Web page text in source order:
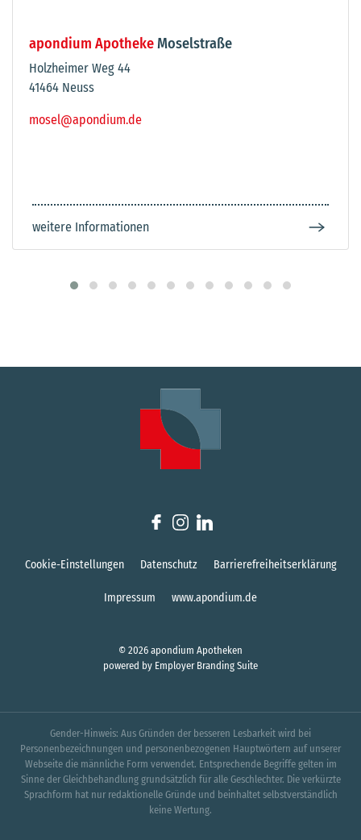
apondium ApothekeMoselstraße
Holzheimer Weg 44
41464 Neuss
mosel@apondium.de
Cookie-Einstellungen Datenschutz Barrierefreiheitserklärung
Impressum www.apondium.de
© 2026 apondium Apotheken
powered by Employer Branding Suite
Gender-Hinweis: Aus Gründen der besseren Lesbarkeit wird bei
Personenbezeichnungen und personenbezogenen Hauptwörtern auf unserer
Webseite die männliche Form verwendet. Entsprechende Begriffe gelten im
Sinne der Gleichbehandlung grundsätzlich für alle Geschlechter. Die verkürzte
Sprachform hat nur redaktionelle Gründe und beinhaltet selbstverständlich
keine Wertung.